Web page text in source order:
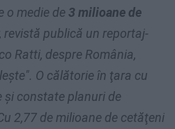
o medie de 3 milioane de
revistă publică un reportaj-
Ratti, despre România,
O călătorie în ţara cu
şi constate planuri de
2,77 de milioane de cetăţeni